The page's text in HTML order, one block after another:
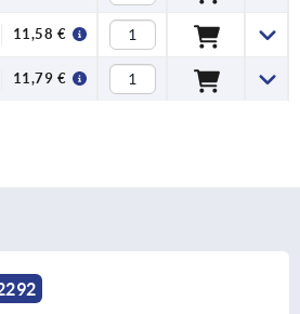
11,58 €
11,79 €